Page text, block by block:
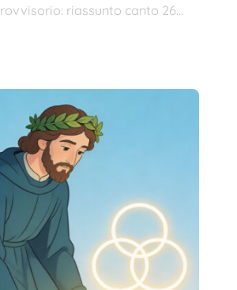
riassunto canto 26…